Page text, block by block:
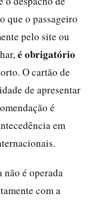
que o passageiro
pelo site ou
é obrigatório
O cartão de
de apresentar
é
em
é operada
com a